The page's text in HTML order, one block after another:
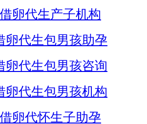
卵代生产子机构
卵代生包男孩助孕
卵代生包男孩咨询
卵代生包男孩机构
卵代怀生子助孕